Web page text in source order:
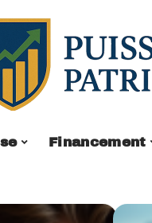
Financement